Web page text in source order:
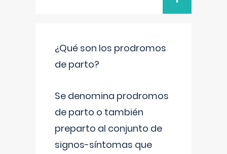
¿Qué son los prodromos
de parto?
Se denomina prodromos
de parto o también
preparto al conjunto de
signos-síntomas que